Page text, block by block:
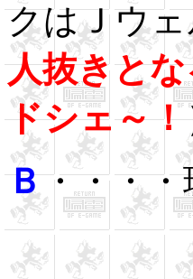
クはＪウ
人抜きと
ドシェ～！
Ｂ・・・